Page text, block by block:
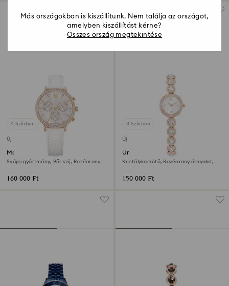
4 Színben
Új
Matrix tennis chrono óra
Svájci gyártmány, Bőr szíj, Rozéarany
160 000 Ft
3 Színben
Új
Una Angelic óra
Kristálykarkötő, Rozéarany árnyalat,
150 000 Ft
Más országokban is kiszállítunk. Nem találja az országot,
amelyben kiszállítást kérne?
Összes ország megtekintése